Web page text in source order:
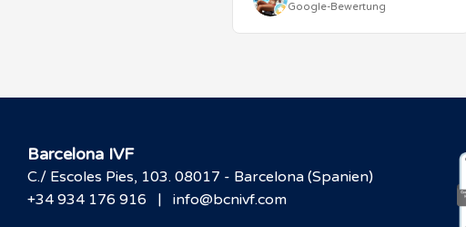
Google-Bewertung
Barcelona IVF
C./ Escoles Pies, 103. 08017 - Barcelona (Spanien)
+34 934 176 916
| info@bcnivf.com